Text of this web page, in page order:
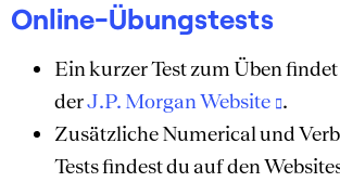
Online-Übungstests
Ein kurzer Test zum Üben
derJ.P. Morgan Website .
Zusätzliche Numerical und
Tests findest du auf den